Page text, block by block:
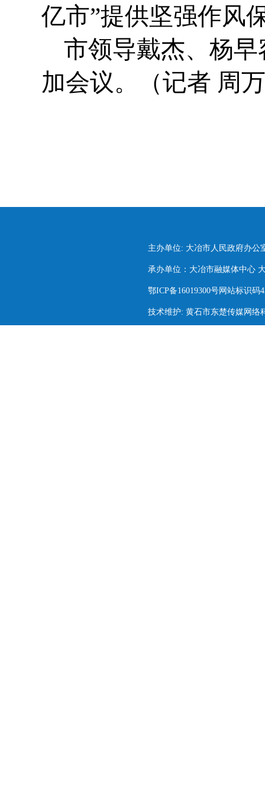
亿市”提供坚强作风
市领导戴杰、杨
加会议。（记者 周
主办单位: 大冶市人民政府办公
承办单位：大冶市融媒体中心
鄂ICP备16019300号网站标识码
技术维护: 黄石市东楚传媒网络